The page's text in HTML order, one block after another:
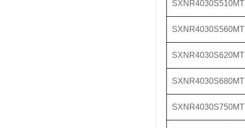
SXNR4030S510MT
SXNR4030S560MT
SXNR4030S620MT
SXNR4030S680MT
SXNR4030S750MT